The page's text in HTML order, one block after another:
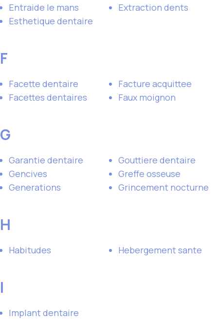
Entraide le mans
Esthetique dentaire
Extraction dents
F
Facette dentaire
Facettes dentaires
Facture acquittee
Faux moignon
G
Garantie dentaire
Gencives
Generations
Gouttiere dentaire
Greffe osseuse
Grincement nocturne
H
Habitudes Hebergement sante
I
Implant dentaire